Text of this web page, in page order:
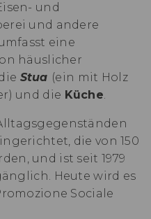
und
und andere
eine
häuslicher
Stua (ein mit Holz
und die Küche.
die von 150
und ist seit 1979
Heute wird es
Sociale